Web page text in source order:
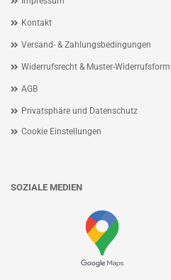
Kontakt
Versand- & Zahlungsbedingungen
Widerrufsrecht & Muster-
AGB
Privatsphäre und Datenschutz
Cookie Einstellungen
SOZIALE MEDIEN